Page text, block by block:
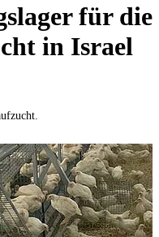
für die
in Israel